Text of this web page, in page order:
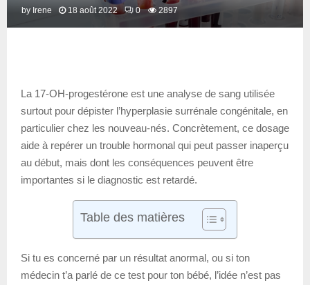
by Irene 18 août 2022 0 2897
La 17-OH-progestérone est une analyse de sang utilisée
surtout pour dépister l’hyperplasie surrénale congénitale, en
particulier chez les nouveau-nés. Concrètement, ce dosage
aide à repérer un trouble hormonal qui peut passer inaperçu
au début, mais dont les conséquences peuvent être
importantes si le diagnostic est retardé.
Table des matières
Si tu es concerné par un résultat anormal, ou si ton
médecin t’a parlé de ce test pour ton bébé, l’idée n’est pas